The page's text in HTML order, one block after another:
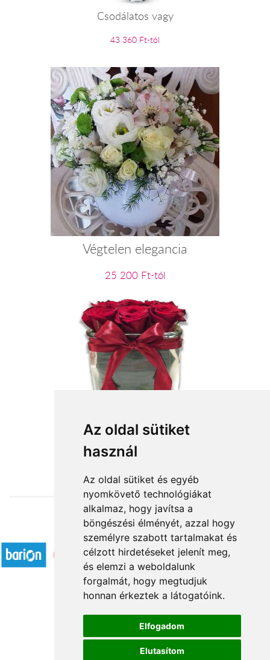
Az oldal sütiket
használ
Az oldal sütiket és egyéb
nyomkövető technológiákat
alkalmaz, hogy javítsa a
böngészési élményét, azzal hogy
személyre szabott tartalmakat és
célzott hirdetéseket jelenít meg,
és elemzi a weboldalunk
forgalmát, hogy megtudjuk
honnan érkeztek a látogatóink.
Elfogadom
Elutasítom
Csodálatos vagy
43 360 Ft-tól
Végtelen elegancia
25 200 Ft-tól
Ámor nyila
35 296 Ft-tól
Elfogadott fizetési módok
Á.SZ.F.
Impresszum
Adatkezelési tájékoztató